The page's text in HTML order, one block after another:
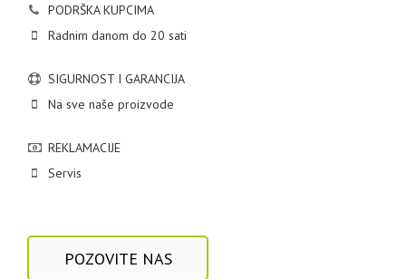
PODRŠKA KUPCIMA
Radnim danom do 20 sati
SIGURNOST I GARANCIJA
Na sve naše proizvode
REKLAMACIJE
Servis
POZOVITE NAS